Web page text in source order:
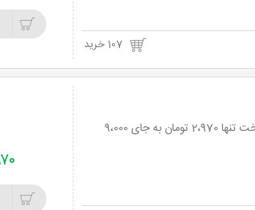
107 خرید
لیزر موهای زائد با دستگاه IPL در مطب دکتر بابایی با 67% تخفیف و پرداخت تنها 2،970 تومان به جای 9،000